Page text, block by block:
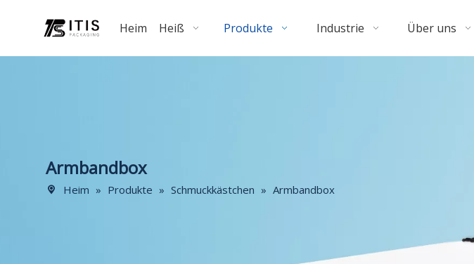
Heim Heiß Produkte Industrie Über uns
Armbandbox
Heim » Produkte » Schmuckkästchen » Armbandbox